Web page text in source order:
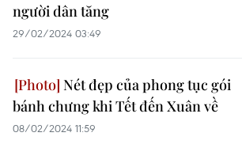
người dân tăng
29/02/2024 03:49
Nét đẹp của phong tục gói
bánh chưng khi Tết đến Xuân về
08/02/2024 11:59